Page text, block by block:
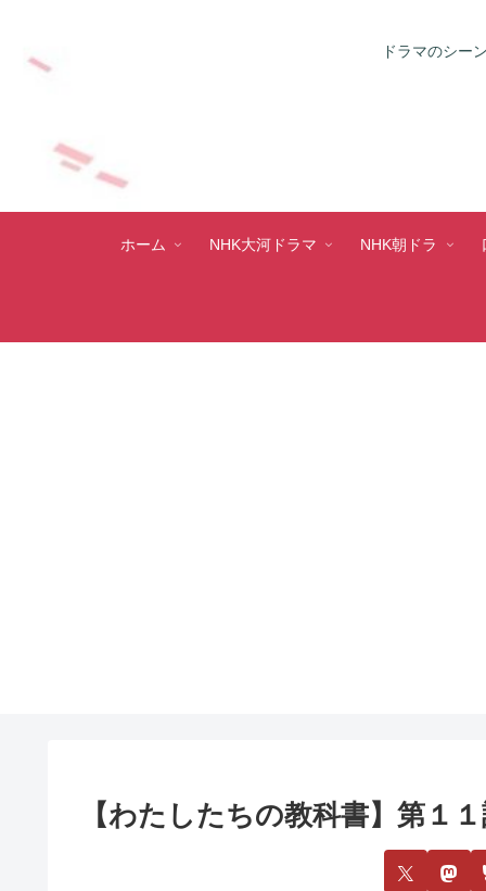
ドラマのシー
ホーム NHK大河ドラマ NHK朝ドラ
【わたしたちの教科書】第１